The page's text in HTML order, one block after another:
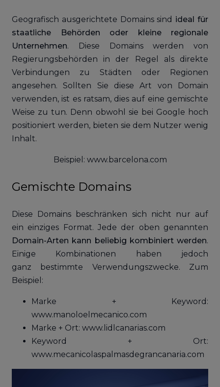
Geografisch ausgerichtete Domains sind ideal für
staatliche Behörden oder kleine regionale
Unternehmen. Diese Domains werden von
Regierungsbehörden in der Regel als direkte
Verbindungen zu Städten oder Regionen
angesehen. Sollten Sie diese Art von Domain
verwenden, ist es ratsam, dies auf eine gemischte
Weise zu tun. Denn obwohl sie bei Google hoch
positioniert werden, bieten sie dem Nutzer wenig
Inhalt.
Beispiel: www.barcelona.com
Gemischte Domains
Diese Domains beschränken sich nicht nur auf
ein einziges Format. Jede der oben genannten
Domain-Arten kann beliebig kombiniert werden.
Einige Kombinationen haben jedoch
ganz bestimmte Verwendungszwecke. Zum
Beispiel:
Marke + Keyword:
www.manoloelmecanico.com
Marke + Ort: www.lidlcanarias.com
Keyword + Ort:
www.mecanicolaspalmasdegrancanaria.com